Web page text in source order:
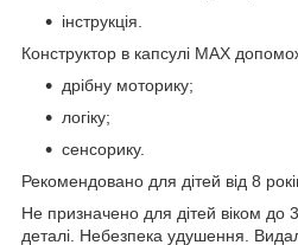
інструкція.
Конструктор в капсулі MAX
дрібну моторику;
логіку;
сенсорику.
Рекомендовано для дітей від 8
Не призначено для дітей віком до
деталі. Небезпека удушення.